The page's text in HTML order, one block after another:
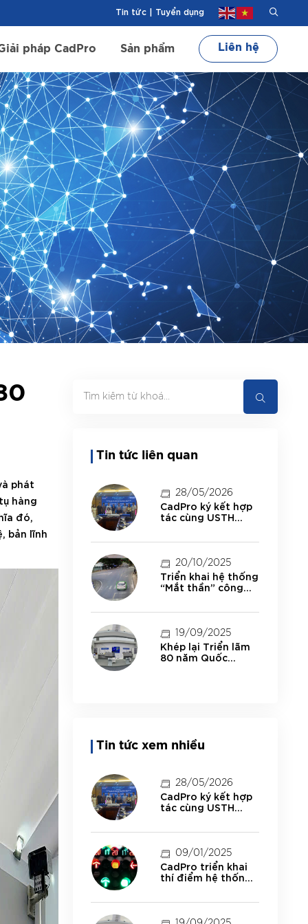
Tin tức| Tuyển dụng
pháp CadPro Sản phẩm Liên hệ
phát
hàng
đó,
bản lĩnh
Tin tức liên quan
28/05/2026
CadPro ký kết hợp
tác cùng USTH
nghiên cứu và ứng
20/10/2025
Triển khai hệ thống
“Mắt thần” công
giao thông thông
19/09/2025
Khép lại Triển lãm
80 năm Quốc
Tin tức xem nhiều
28/05/2026
CadPro ký kết hợp
tác cùng USTH
09/01/2025
CadPro triển khai
thí điểm hệ thống
trường thành phố